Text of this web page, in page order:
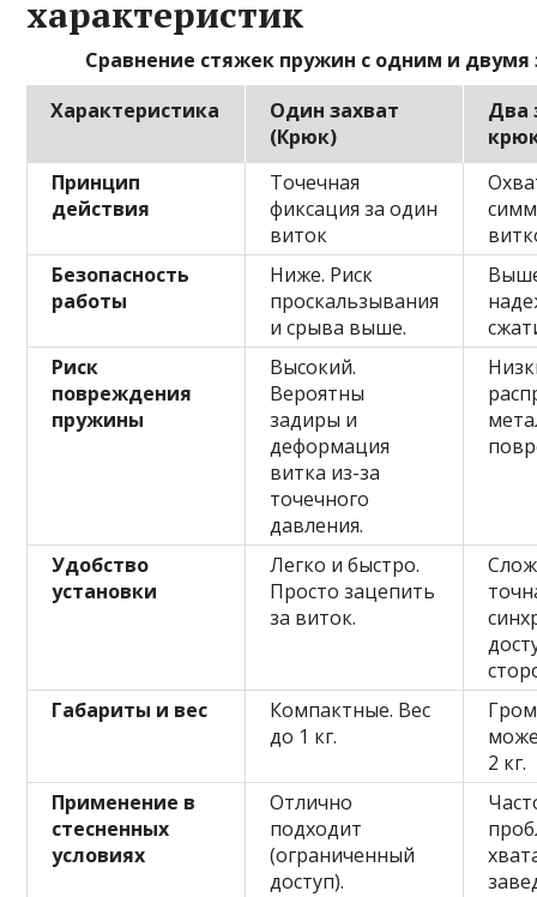
характеристик
Сравнение стяжек пружин с одним и двумя
Характеристика
Один захват
(Крюк)
Два
Принцип
действия
Точечная
фиксация за один
виток
Безопасность
работы
Ниже. Риск
проскальзывания
и срыва выше.
Риск
повреждения
пружины
Высокий.
Вероятны
задиры и
деформация
витка из-за
точечного
давления.
Удобство
установки
Легко и быстро.
Просто зацепить
за виток.
Габариты и вес
Компактные. Вес
до 1 кг.
2 кг.
Применение в
стесненных
условиях
Отлично
подходит
(ограниченный
доступ).